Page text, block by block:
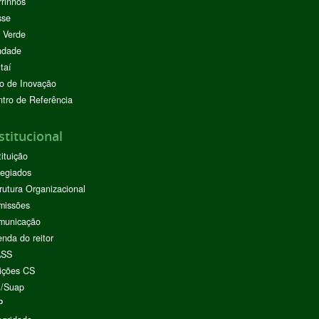
de Inovação
de Referência
Organizacional
do reitor
CS
Suap